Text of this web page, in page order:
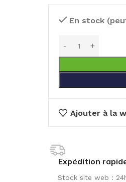
En stock
Ajouter à la
Expédition
Stock site web :